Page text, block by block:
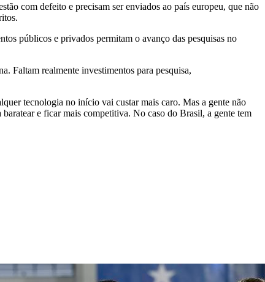
com defeito e precisam ser enviados ao país europeu, que não
públicos e privados permitam o avanço das pesquisas no
Faltam realmente investimentos para pesquisa,
tecnologia no início vai custar mais caro. Mas a gente não
e ficar mais competitiva. No caso do Brasil, a gente tem